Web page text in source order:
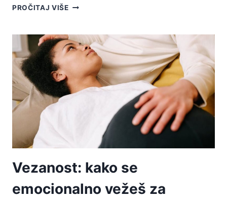
PROČITAJ VIŠE26
DA
PREKINEŠ
ODUGOVLAČENJE
S
NJIM
I
Vezanost: kako se
emocionalno vežeš za